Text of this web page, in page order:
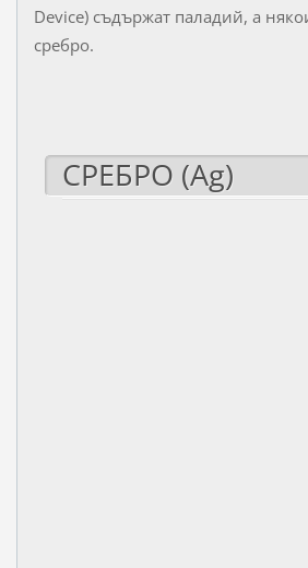
Device) съдържат паладий, а
сребро.
СРЕБРО (Ag)